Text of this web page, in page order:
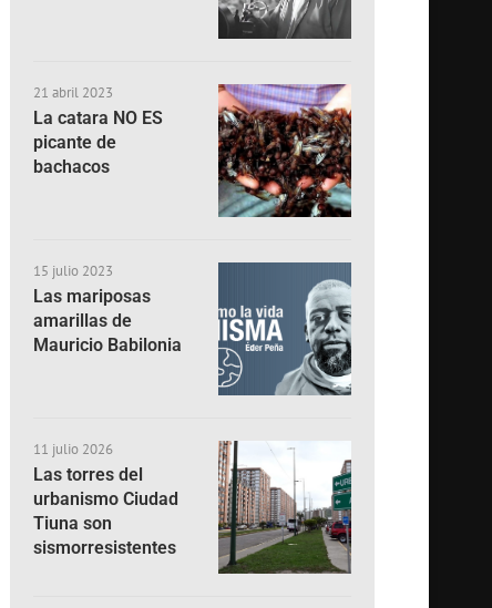
21 abril 2023
La catara NO ES
picante de
bachacos
15 julio 2023
Las mariposas
amarillas de
Mauricio Babilonia
11 julio 2026
Las torres del
urbanismo Ciudad
Tiuna son
sismorresistentes